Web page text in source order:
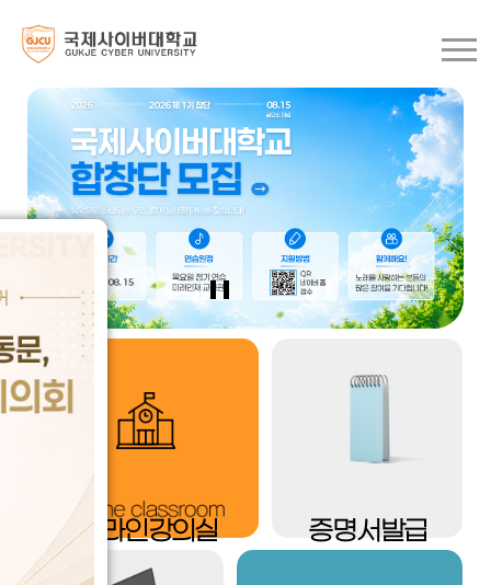
메인비주얼
슬라이드정지
온라인강의실 증명서발급